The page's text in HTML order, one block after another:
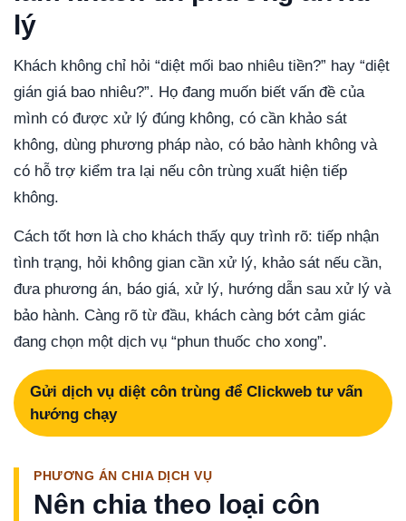
lý
Khách không chỉ hỏi “diệt mối bao nhiêu tiền?” hay “diệt
gián giá bao nhiêu?”. Họ đang muốn biết vấn đề của
mình có được xử lý đúng không, có cần khảo sát
không, dùng phương pháp nào, có bảo hành không và
có hỗ trợ kiểm tra lại nếu côn trùng xuất hiện tiếp
không.
Cách tốt hơn là cho khách thấy quy trình rõ: tiếp nhận
tình trạng, hỏi không gian cần xử lý, khảo sát nếu cần,
đưa phương án, báo giá, xử lý, hướng dẫn sau xử lý và
bảo hành. Càng rõ từ đầu, khách càng bớt cảm giác
đang chọn một dịch vụ “phun thuốc cho xong”.
Gửi dịch vụ diệt côn trùng để Clickweb tư vấn
hướng chạy
PHƯƠNG ÁN CHIA DỊCH VỤ
Nên chia theo loại côn